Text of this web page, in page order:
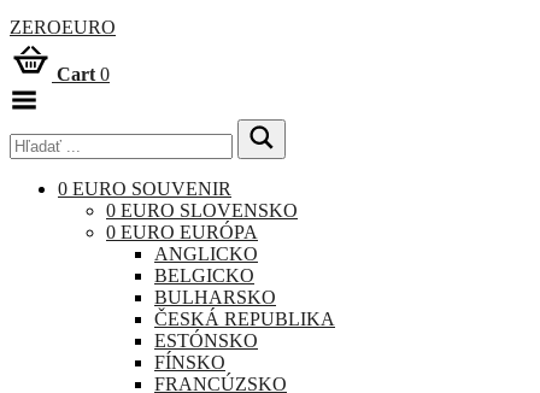
ZEROEURO
Cart 0
0 EURO SOUVENIR
0 EURO SLOVENSKO
0 EURO EURÓPA
ANGLICKO
BELGICKO
BULHARSKO
ČESKÁ REPUBLIKA
ESTÓNSKO
FÍNSKO
FRANCÚZSKO